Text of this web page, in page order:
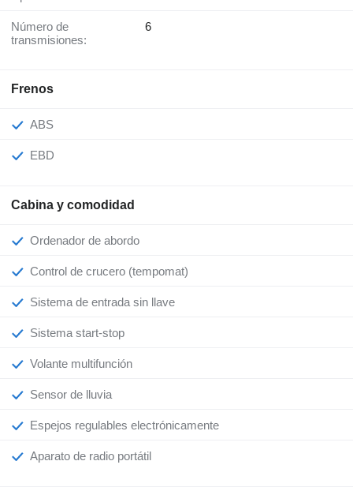
Número de
transmisiones:
6
Frenos
ABS
EBD
Cabina y comodidad
Ordenador de abordo
Control de crucero (tempomat)
Sistema de entrada sin llave
Sistema start-stop
Volante multifunción
Sensor de lluvia
Espejos regulables electrónicamente
Aparato de radio portátil